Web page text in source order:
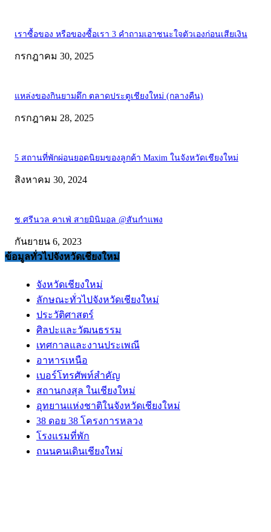
เราซื้อของ หรือของซื้อเรา 3 คำถามเอาชนะใจตัวเองก่อนเสียเงิน
กรกฎาคม 30, 2025
แหล่งของกินยามดึก ตลาดประตูเชียงใหม่ (กลางคืน)
กรกฎาคม 28, 2025
5 สถานที่พักผ่อนยอดนิยมของลูกค้า Maxim ในจังหวัดเชียงใหม่
สิงหาคม 30, 2024
ช.ศรีนวล คาเฟ่ สายมินิมอล @สันกำแพง
กันยายน 6, 2023
ข้อมูลทั่วไปจังหวัดเชียงใหม่
จังหวัดเชียงใหม่
ลักษณะทั่วไปจังหวัดเชียงใหม่
ประวัติศาสตร์
ศิลปะและวัฒนธรรม
เทศกาลและงานประเพณี
อาหารเหนือ
เบอร์โทรศัพท์สำคัญ
สถานกงสุล ในเชียงใหม่
อุทยานแห่งชาติในจังหวัดเชียงใหม่
38 ดอย 38 โครงการหลวง
โรงแรมที่พัก
ถนนคนเดินเชียงใหม่